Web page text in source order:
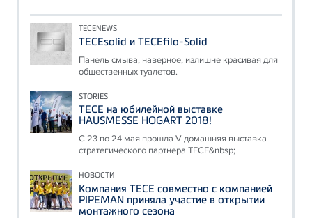
TECENEWS
TECEsolid и TECEfilo-Solid
Панель смыва, наверное, излишне красивая для
общественных туалетов.
STORIES
ТЕСЕ на юбилейной выставке
HAUSMESSE HOGART 2018!
С 23 по 24 мая прошла V домашняя выставка
стратегического партнера ТЕСЕ&nbsp;
НОВОСТИ
Компания ТЕСЕ совместно с компанией
PIPEMAN приняла участие в открытии
монтажного сезона